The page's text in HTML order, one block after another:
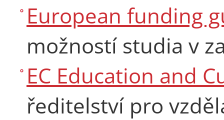
European funding
možností studia v
EC Education and
ředitelství pro